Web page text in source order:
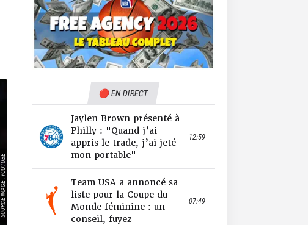
SOURCE IMAGE : YOUTUBE
🔴 EN DIRECT
Jaylen Brown présenté à
Philly : "Quand j’ai
appris le trade, j’ai jeté
mon portable"
12:59
Team USA a annoncé sa
liste pour la Coupe du
Monde féminine : un
conseil, fuyez
07:49